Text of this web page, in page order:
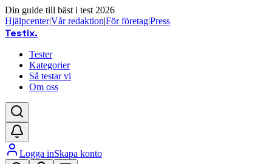
Din guide till bäst i test 2026
Hjälpcenter|Vår redaktion|För företag|Press
Testix.
Tester
Kategorier
Så testar vi
Om oss
Logga inSkapa konto